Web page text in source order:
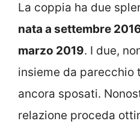
La coppia ha due
nata a settembre
marzo 2019. I due,
insieme da parecchio
ancora sposati.
relazione proceda